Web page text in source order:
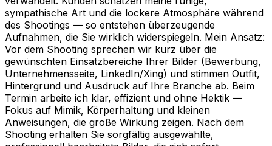
sympathische Art und die lockere Atmosphäre während
des Shootings — so entstehen überzeugende
Aufnahmen, die Sie wirklich widerspiegeln. Mein Ansatz:
Vor dem Shooting sprechen wir kurz über die
gewünschten Einsatzbereiche Ihrer Bilder (Bewerbung,
Unternehmensseite, LinkedIn/Xing) und stimmen Outfit,
Hintergrund und Ausdruck auf Ihre Branche ab. Beim
Termin arbeite ich klar, effizient und ohne Hektik —
Fokus auf Mimik, Körperhaltung und kleinen
Anweisungen, die große Wirkung zeigen. Nach dem
Shooting erhalten Sie sorgfältig ausgewählte,